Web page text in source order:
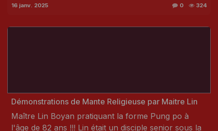
16 janv. 2025 0 324
Démonstrations de Mante Religieuse par Maitre Lin
Maître Lin Boyan pratiquant la forme Pung po à
l'âge de 82 ans !!! Lin était un disciple senior sous la